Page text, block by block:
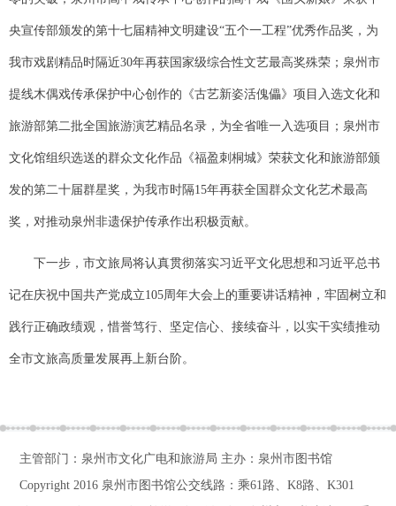
央宣传部颁发的第十七届精神文明建设“五个一工程”优秀作品奖，为
我市戏剧精品时隔近30年再获国家级综合性文艺最高奖殊荣；泉州市
提线木偶戏传承保护中心创作的《古艺新姿活傀儡》项目入选文化和
旅游部第二批全国旅游演艺精品名录，为全省唯一入选项目；泉州市
文化馆组织选送的群众文化作品《福盈刺桐城》荣获文化和旅游部颁
发的第二十届群星奖，为我市时隔15年再获全国群众文化艺术最高
奖，对推动泉州非遗保护传承作出积极贡献。
下一步，市文旅局将认真贯彻落实习近平文化思想和习近平总书
记在庆祝中国共产党成立105周年大会上的重要讲话精神，牢固树立和
践行正确政绩观，惜誉笃行、坚定信心、接续奋斗，以实干实绩推动
全市文旅高质量发展再上新台阶。
主管部门：泉州市文化广电和旅游局 主办：泉州市图书馆
Copyright 2016 泉州市图书馆公交线路：乘61路、K8路、K301